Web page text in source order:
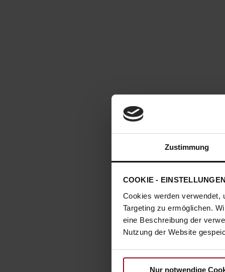
Zustimmung
COOKIE -
Cookies werden verwendet,
Targeting zu ermöglichen.
eine Beschreibung der
Nutzung der Website
Nur notwendige